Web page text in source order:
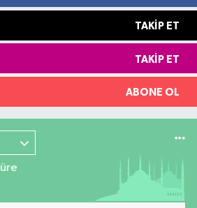
TAKIP ET
TAKIP ET
ABONE OL